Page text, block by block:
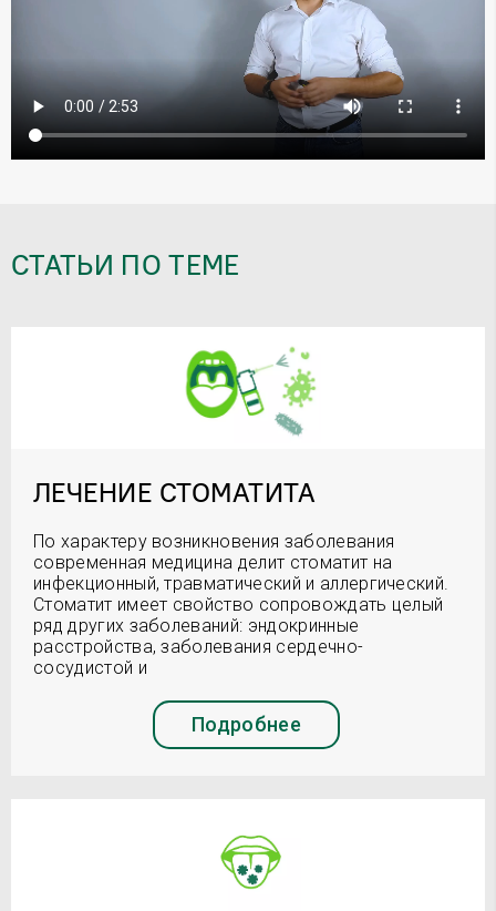
СТАТЬИ ПО ТЕМЕ
ЛЕЧЕНИЕ СТОМАТИТА
По характеру возникновения заболевания
современная медицина делит стоматит на
инфекционный, травматический и аллергический.
Стоматит имеет свойство сопровождать целый
ряд других заболеваний: эндокринные
расстройства, заболевания сердечно-
сосудистой и
Подробнее